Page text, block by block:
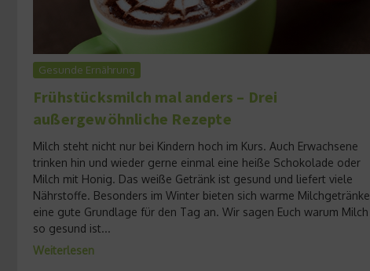
Gesunde Ernährung
Frühstücksmilch mal anders – Drei
außergewöhnliche Rezepte
Milch steht nicht nur bei Kindern hoch im Kurs. Auch Erwachsene
trinken hin und wieder gerne einmal eine heiße Schokolade oder
Milch mit Honig. Das weiße Getränk ist gesund und liefert viele
Nährstoffe. Besonders im Winter bieten sich warme Milchgetränke
eine gute Grundlage für den Tag an. Wir sagen Euch warum Milch
so gesund ist...
Weiterlesen